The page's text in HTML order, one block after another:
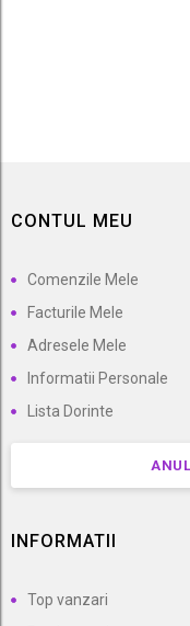
CONTUL MEU
Comenzile Mele
Facturile Mele
Adresele Mele
Informatii Personale
Lista Dorinte
INFORMATII
Top vanzari